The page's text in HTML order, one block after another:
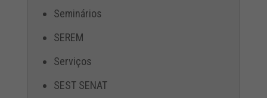
Seminários
SEREM
Serviços
SEST SENAT